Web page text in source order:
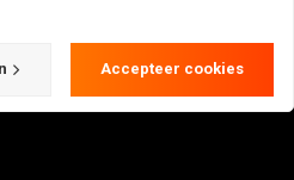
Accepteer cookies